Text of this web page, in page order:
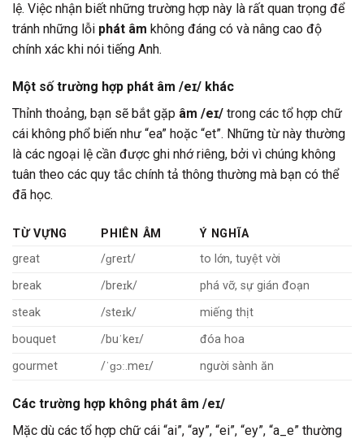
lệ. Việc nhận biết những trường hợp này là rất quan trọng để
tránh những lỗi phát âm không đáng có và nâng cao độ
chính xác khi nói tiếng Anh.
Một số trường hợp phát âm /eɪ/ khác
Thỉnh thoảng, bạn sẽ bắt gặp âm /eɪ/ trong các tổ hợp chữ
cái không phổ biến như “ea” hoặc “et”. Những từ này thường
là các ngoại lệ cần được ghi nhớ riêng, bởi vì chúng không
tuân theo các quy tắc chính tả thông thường mà bạn có thể
đã học.
TỪ VỰNG PHIÊN ÂM
Ý NGHĨA
great
/ɡreɪt/
to lớn, tuyệt vời
break
/breɪk/
phá vỡ, sự gián đoạn
steak
/steɪk/
miếng thịt
bouquet
/buˈkeɪ/
đóa hoa
gourmet
/ˈɡɔː.meɪ/ người sành ăn
Các trường hợp không phát âm /eɪ/
Mặc dù các tổ hợp chữ cái “ai”, “ay”, “ei”, “ey”, “a_e” thường